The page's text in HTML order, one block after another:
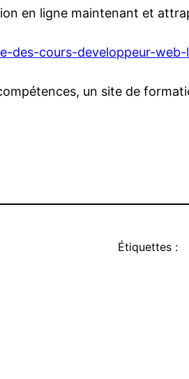
en ligne maintenant et
des-cours-developpeur-
un site de
Étiquettes :